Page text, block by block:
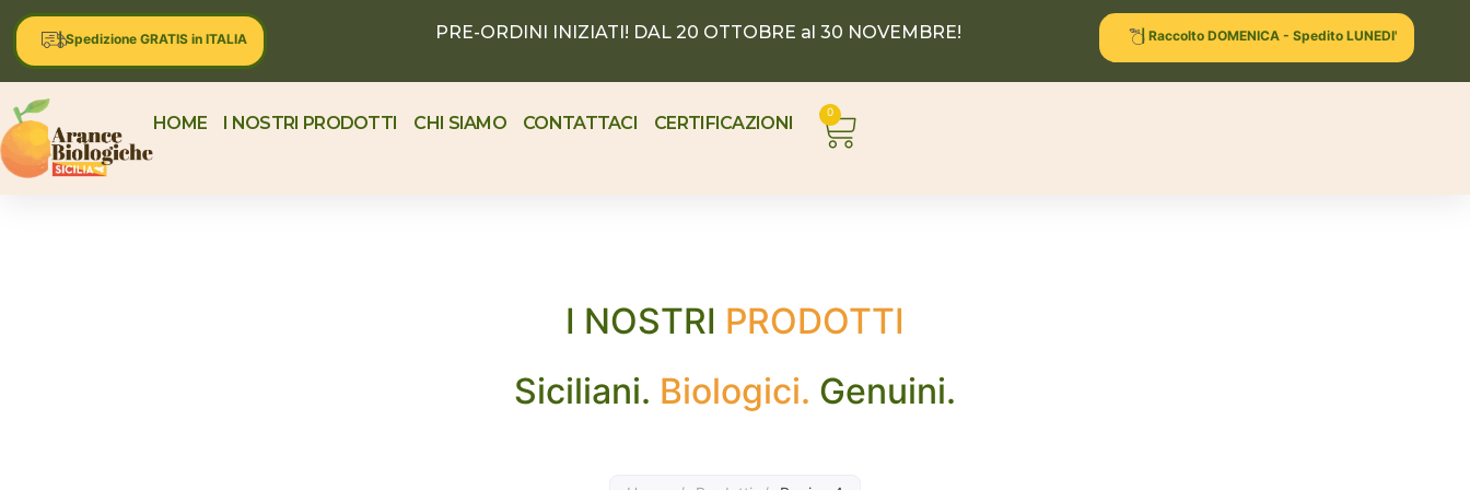
| Spedizione GRATIS in ITALIA PRE-ORDINI INIZIATI! DAL 20 OTTOBRE al 30 NOVEMBRE! | Raccolto DOMENICA - Spedito LUNEDI'
HOME I NOSTRI PRODOTTI CHI SIAMO CONTATTACI CERTIFICAZIONI
0
I NOSTRI PRODOTTI
Siciliani. Biologici. Genuini.